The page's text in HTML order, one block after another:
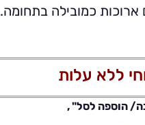
כמובילה בתחומה.
ללא עלות
הוספה לסל" ,